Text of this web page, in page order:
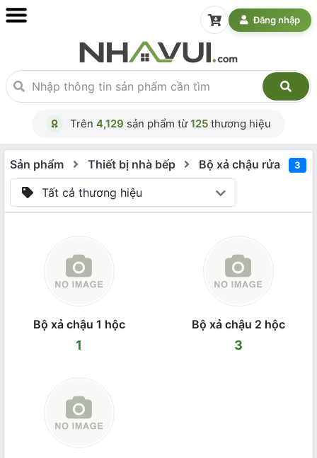
Đăng nhập
Trên 4,129 sản phẩm từ125 thương hiệu
Sản phẩm Thiết bị nhà bếp Bộ xả chậu rửa 3
Tất cả thương hiệu
Bộ xả chậu 1 hộc
1
Bộ xả chậu 2 hộc
3